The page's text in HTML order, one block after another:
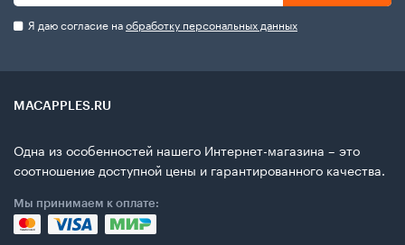
Я даю согласие наобработку персональных данных
MACAPPLES.RU
Одна из особенностей нашего Интернет-магазина – это
соотношение доступной цены и гарантированного качества.
Мы принимаем к оплате: